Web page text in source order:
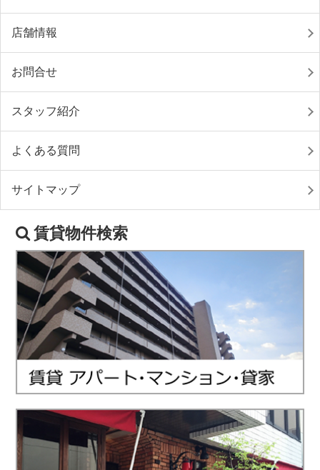
店舗情報
お問合せ
スタッフ紹介
よくある質問
サイトマップ
賃貸物件検索